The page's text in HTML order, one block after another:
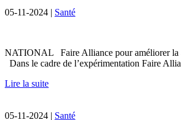
05-11-2024 | Santé
NATIONAL Faire Alliance pour améliorer la
Dans le cadre de l’expérimentation Faire
Lire la suite
05-11-2024 | Santé